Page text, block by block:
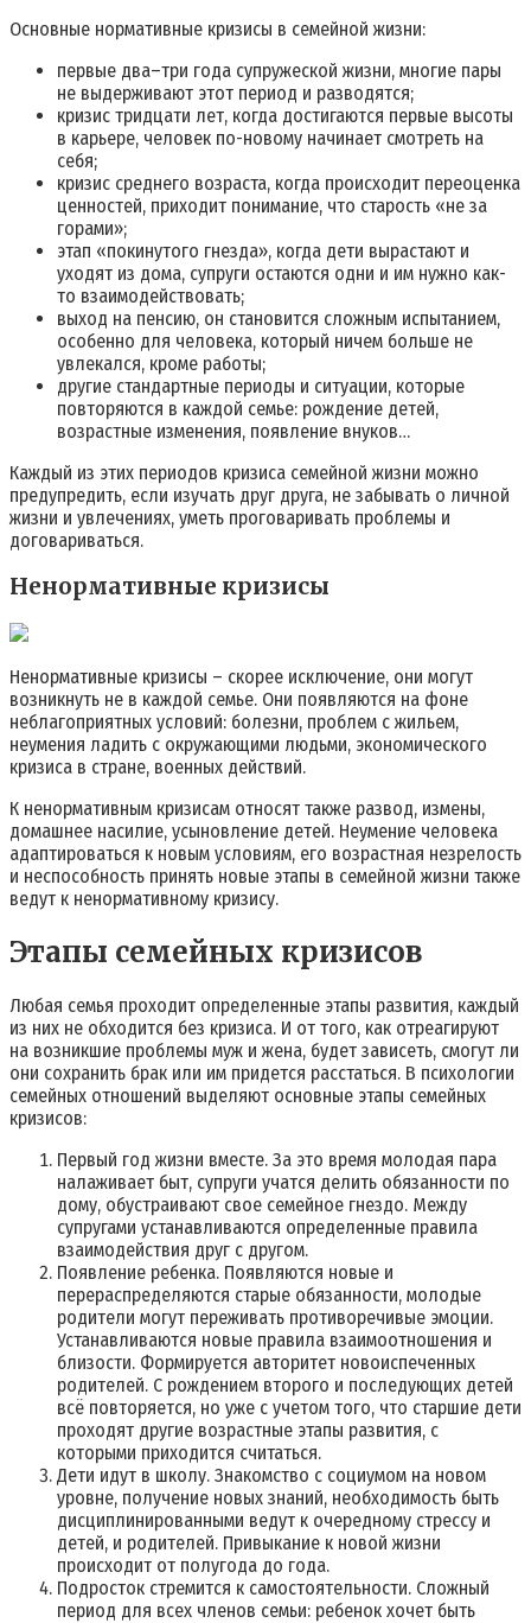
Основные нормативные кризисы в семейной жизни:
первые два–три года супружеской жизни, многие пары
не выдерживают этот период и разводятся;
кризис тридцати лет, когда достигаются первые высоты
в карьере, человек по-новому начинает смотреть на
себя;
кризис среднего возраста, когда происходит переоценка
ценностей, приходит понимание, что старость «не за
горами»;
этап «покинутого гнезда», когда дети вырастают и
уходят из дома, супруги остаются одни и им нужно как-
то взаимодействовать;
выход на пенсию, он становится сложным испытанием,
особенно для человека, который ничем больше не
увлекался, кроме работы;
другие стандартные периоды и ситуации, которые
повторяются в каждой семье: рождение детей,
возрастные изменения, появление внуков…
Каждый из этих периодов кризиса семейной жизни можно
предупредить, если изучать друг друга, не забывать о личной
жизни и увлечениях, уметь проговаривать проблемы и
договариваться.
Ненормативные кризисы
Ненормативные кризисы – скорее исключение, они могут
возникнуть не в каждой семье. Они появляются на фоне
неблагоприятных условий: болезни, проблем с жильем,
неумения ладить с окружающими людьми, экономического
кризиса в стране, военных действий.
К ненормативным кризисам относят также развод, измены,
домашнее насилие, усыновление детей. Неумение человека
адаптироваться к новым условиям, его возрастная незрелость
и неспособность принять новые этапы в семейной жизни также
ведут к ненормативному кризису.
Этапы семейных кризисов
Любая семья проходит определенные этапы развития, каждый
из них не обходится без кризиса. И от того, как отреагируют
на возникшие проблемы муж и жена, будет зависеть, смогут ли
они сохранить брак или им придется расстаться. В психологии
семейных отношений выделяют основные этапы семейных
кризисов:
Первый год жизни вместе. За это время молодая пара
налаживает быт, супруги учатся делить обязанности по
дому, обустраивают свое семейное гнездо. Между
супругами устанавливаются определенные правила
взаимодействия друг с другом.
Появление ребенка. Появляются новые и
перераспределяются старые обязанности, молодые
родители могут переживать противоречивые эмоции.
Устанавливаются новые правила взаимоотношения и
близости. Формируется авторитет новоиспеченных
родителей. С рождением второго и последующих детей
всё повторяется, но уже с учетом того, что старшие дети
проходят другие возрастные этапы развития, с
которыми приходится считаться.
Дети идут в школу. Знакомство с социумом на новом
уровне, получение новых знаний, необходимость быть
дисциплинированными ведут к очередному стрессу и
детей, и родителей. Привыкание к новой жизни
происходит от полугода до года.
Подросток стремится к самостоятельности. Сложный
период для всех членов семьи: ребенок хочет быть